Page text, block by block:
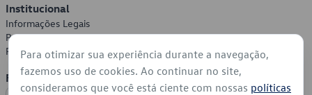
Institucional
Informações Legais
Política de Privacidade
Política de Cookies
Formas de Pagamento
Para otimizar sua experiência durante a navegação,
fazemos uso de cookies. Ao continuar no site,
consideramos que você está ciente com nossas políticas